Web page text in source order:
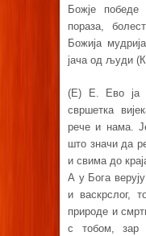
Божје
пораза,
Божија
јача од људи
(E) Е. Ево ја
свршетка
рече и нама.
што значи да
и свима до
А у Бога верују
и васкрслог,
природе и
с тобом, зар